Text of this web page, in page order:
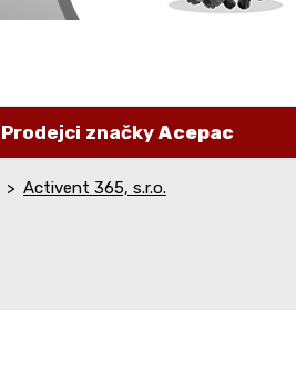
Prodejci značky Acepac
Activent 365, s.r.o.